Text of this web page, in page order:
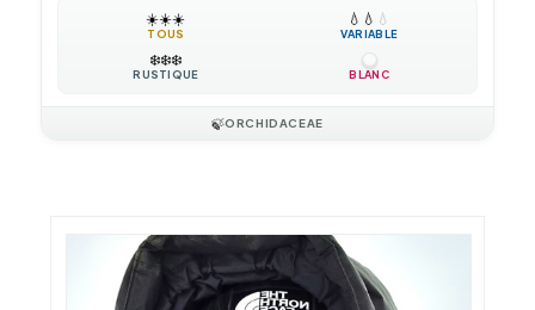
☀️☀️☀️
TOUS
💧 💧 💧
VARIABLE
❄️❄️❄️
RUSTIQUE BLANC
🍃ORCHIDACEAE